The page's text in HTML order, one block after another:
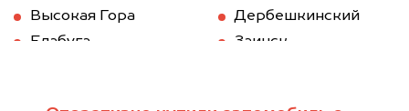
Высокая Гора
Дербешкинский
Елабуга
Заинск